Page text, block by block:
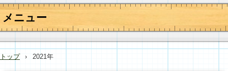
メニュー
コ
テ
ントップ › 2021年